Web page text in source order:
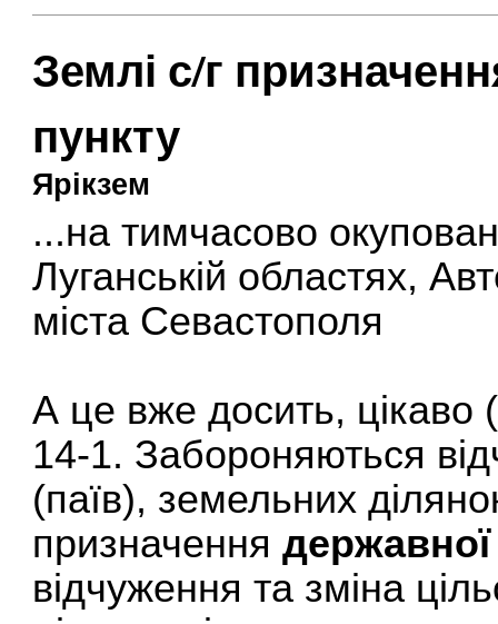
Землі с/г
пункту
Ярікзем
...на тимчасово
Луганській областях,
міста Севастополя
А це вже досить, цікаво
14-1. Забороняються
(паїв), земельних
призначеннядержавної
відчуження та зміна